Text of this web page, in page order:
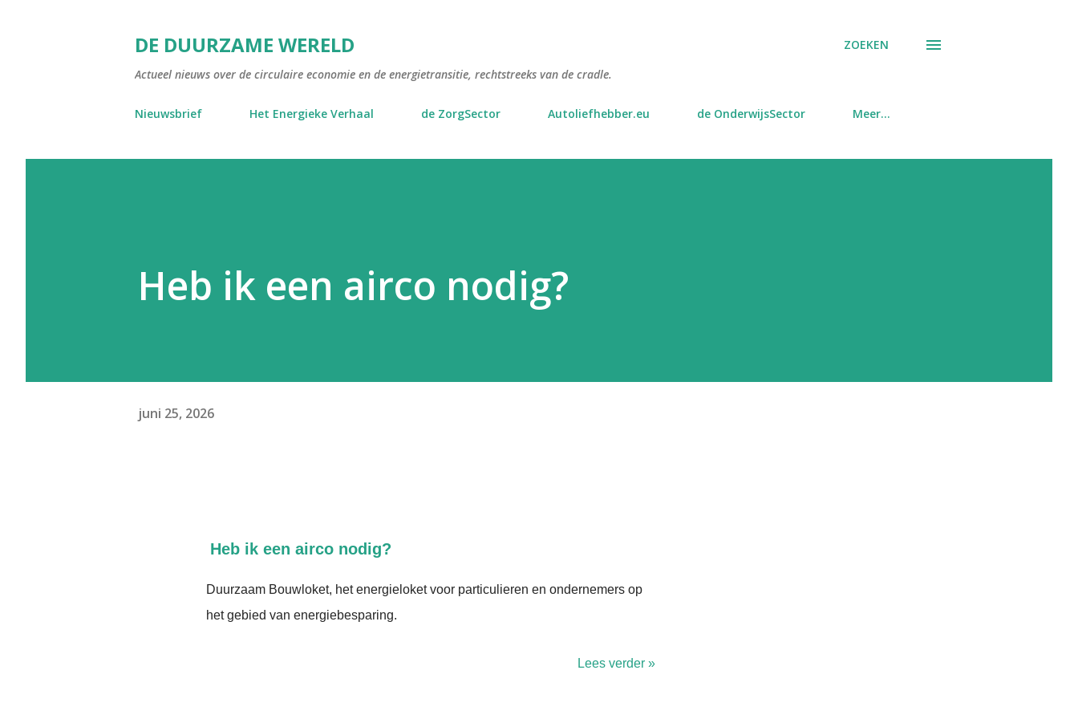
DE DUURZAME WERELD
Actueel nieuws over de circulaire economie en de energietransitie, rechtstreeks van de cradle.
ZOEKEN
Nieuwsbrief Het Energieke Verhaal de ZorgSector Autoliefhebber.eu de OnderwijsSector Meer…
Heb ik een airco nodig?
juni 25, 2026
Heb ik een airco nodig?
Duurzaam Bouwloket, het energieloket voor particulieren en ondernemers op
het gebied van energiebesparing.
Lees verder »